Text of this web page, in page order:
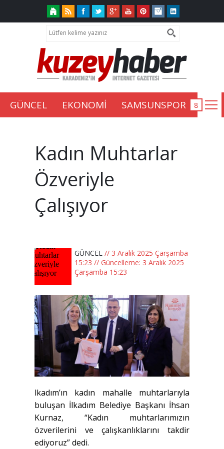
GÜNCEL EKONOMİ SAMSUNSPOR
Kadın Muhtarlar
Özveriyle
Çalışıyor
GÜNCEL // 3 Aralık 2025 Çarşamba
15:23 // Güncelleme: 3 Aralık 2025
Çarşamba 15:23
lkadım’ın kadın mahalle muhtarlarıyla
buluşan İlkadım Belediye Başkanı İhsan
Kurnaz, “Kadın muhtarlarımızın
özverilerini ve çalışkanlıklarını takdir
ediyoruz” dedi.